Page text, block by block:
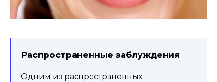
Распространенные заблуждения
Одним из распространенных